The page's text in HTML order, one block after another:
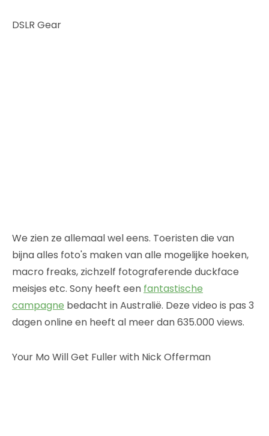
DSLR Gear
We zien ze allemaal wel eens. Toeristen die van
bijna alles foto's maken van alle mogelijke hoeken,
macro freaks, zichzelf fotograferende duckface
meisjes etc. Sony heeft een fantastische
campagne bedacht in Australië. Deze video is pas 3
dagen online en heeft al meer dan 635.000 views.
Your Mo Will Get Fuller with Nick Offerman